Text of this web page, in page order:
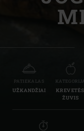
PATIEKALAS
UŽKANDŽIAI
ŽUVIS